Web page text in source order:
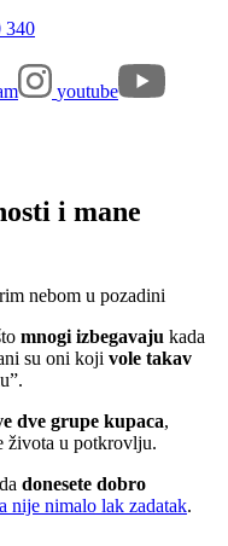
340
youtube
i mane
mnogi izbegavaju kada
su oni koji vole takav
dve grupe kupaca,
života u potkrovlju.
donesete dobro
nije nimalo lak zadatak.